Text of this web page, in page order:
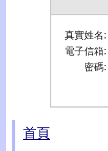
真實姓名:
電子信箱:
密碼:
首頁